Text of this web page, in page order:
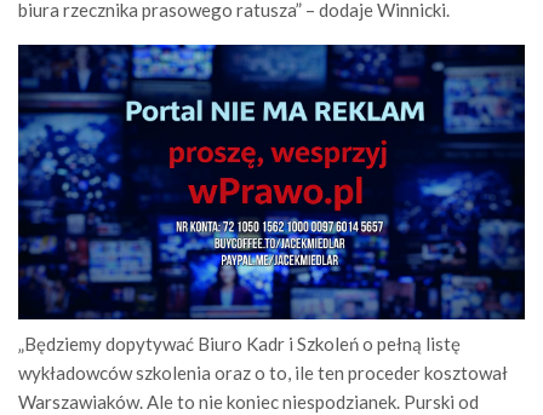
biura rzecznika prasowego ratusza” – dodaje Winnicki.
„Będziemy dopytywać Biuro Kadr i Szkoleń o pełną listę
wykładowców szkolenia oraz o to, ile ten proceder kosztował
Warszawiaków. Ale to nie koniec niespodzianek. Purski od